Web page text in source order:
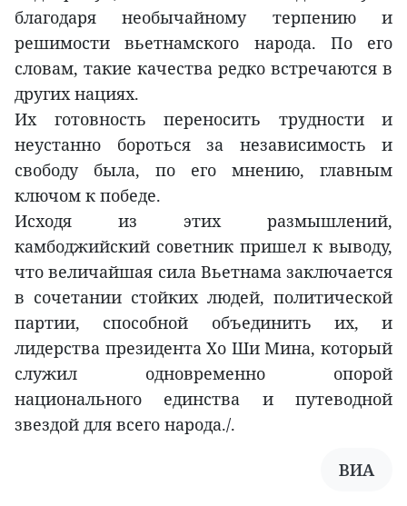
благодаря необычайному терпению и
решимости вьетнамского народа. По его
словам, такие качества редко встречаются в
других нациях.
Их готовность переносить трудности и
неустанно бороться за независимость и
свободу была, по его мнению, главным
ключом к победе.
Исходя из этих размышлений,
камбоджийский советник пришел к выводу,
что величайшая сила Вьетнама заключается
в сочетании стойких людей, политической
партии, способной объединить их, и
лидерства президента Хо Ши Мина, который
служил одновременно опорой
национального единства и путеводной
звездой для всего народа./.
ВИА